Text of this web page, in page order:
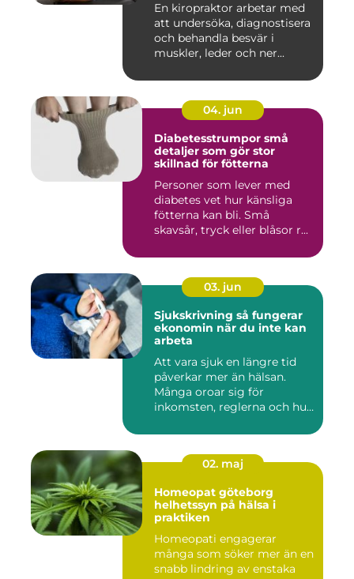
En kiropraktor arbetar med
att undersöka, diagnostisera
och behandla besvär i
muskler, leder och ner...
04. jun
Diabetesstrumpor små
detaljer som gör stor
skillnad för fötterna
Personer som lever med
diabetes vet hur känsliga
fötterna kan bli. Små
skavsår, tryck eller blåsor r...
03. jun
Sjukskrivning så fungerar
ekonomin när du inte kan
arbeta
Att vara sjuk en längre tid
påverkar mer än hälsan.
Många oroar sig för
inkomsten, reglerna och hur
02. maj
Homeopat göteborg
helhetssyn på hälsa i
praktiken
Homeopati engagerar
många som söker mer än en
snabb lindring av enstaka